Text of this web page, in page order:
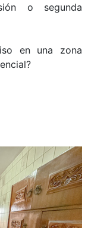
o segunda
en una zona